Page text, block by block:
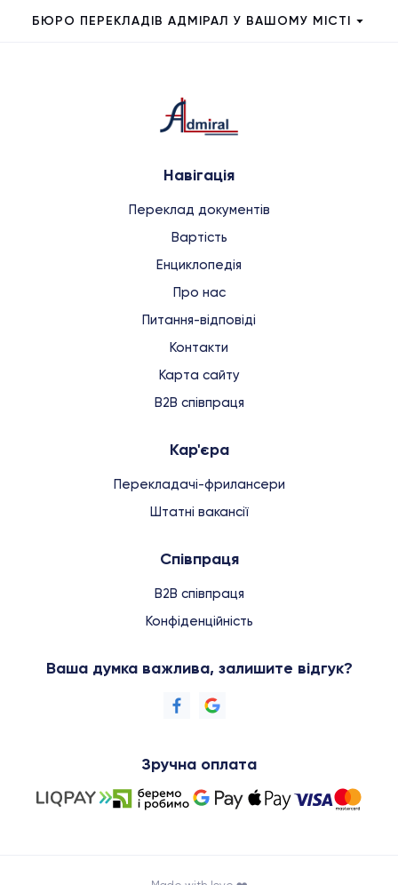
БЮРО ПЕРЕКЛАДІВ АДМІРАЛ У ВАШОМУ МІСТІ
Навігація
Переклад документів
Вартість
Енциклопедія
Про нас
Питання-відповіді
Контакти
Карта сайту
B2B співпраця
Кар'єра
Перекладачі-фрилансери
Штатні вакансії
Співпраця
B2B співпраця
Конфіденційність
Ваша думка важлива, залишите відгук?
Зручна оплата